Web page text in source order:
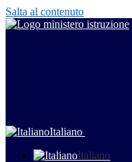
Salta al contenuto
Italiano
Italiano